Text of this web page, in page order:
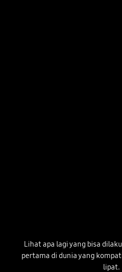
Lihat apa lagi yang bisa
pertama di dunia yang
lipat.